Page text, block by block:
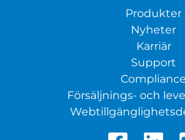
Produkter
Nyheter
Karriär
Support
Compliance
Försäljnings- och